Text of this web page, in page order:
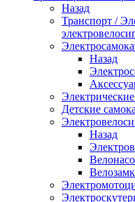
Назад
Транспорт /
Назад
Детские
Назад